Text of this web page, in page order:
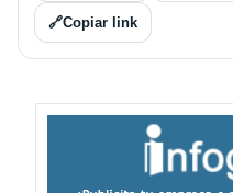
🔗Copiar link